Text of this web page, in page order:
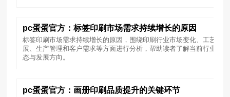
pc蛋蛋官方：标签印刷市场需求持续增长的原因
标签印刷市场需求持续增长的原因，围绕印刷行业市场变化、工艺发
展、生产管理和客户需求等方面进行分析，帮助读者了解当前行业动
态与发展方向。
pc蛋蛋官方：画册印刷品质提升的关键环节